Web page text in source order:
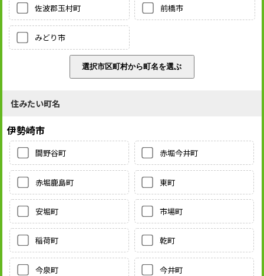
佐波郡玉村町 前橋市
みどり市
住みたい町名
伊勢崎市
間野谷町 赤堀今井町
赤堀鹿島町 東町
安堀町 市場町
稲荷町 乾町
今泉町 今井町